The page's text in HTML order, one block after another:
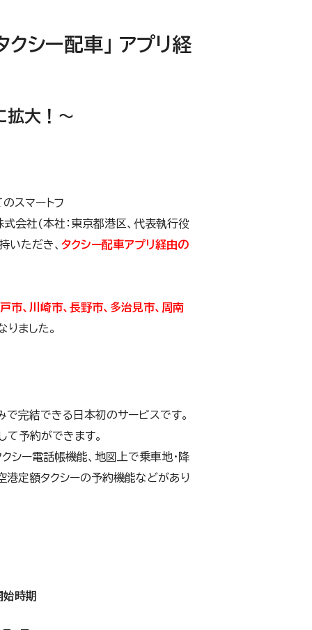
クシー配車」 アプリ経
拡大！～
スマートフ
式会社(本社：東京都港区、代表執行役
いただき、 タクシー配車アプリ経由の
市、川崎市、長野市、多治見市、周南
りました。
で完結できる日本初のサービスです。
て予約ができます。
シー電話帳機能、地図上で乗車地・降
港定額タクシーの予約機能などがあり
始時期